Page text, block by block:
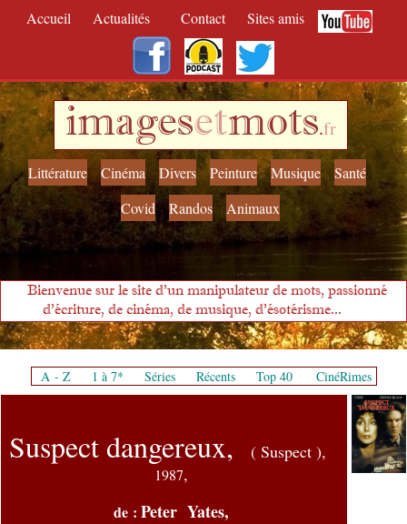
Accueil Actualités Contact Sites amis
imagesetmots.fr
Littérature Cinéma Divers Peinture Musique
Santé
Covid
Randos Animaux
Bienvenue sur le site d'un manipulateur de mots, passionné
d'écriture, de cinéma, de musique, d'ésotérisme...
A - Z 1 à 7* Séries Récents Top 40 CinéRimes
Suspect dangereux, ( Suspect ),
1987,
de :Peter Yates,